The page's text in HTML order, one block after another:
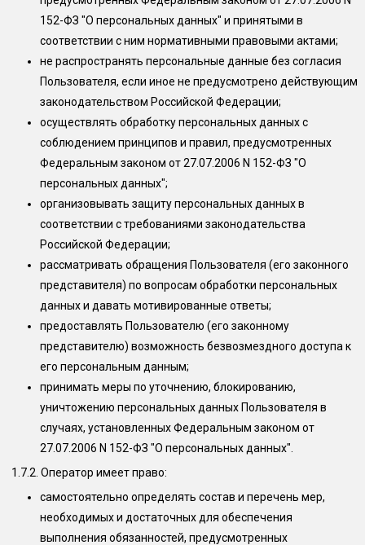
152-ФЗ "О персональных данных" и принятыми в
соответствии с ним нормативными правовыми актами;
не распространять персональные данные без согласия
Пользователя, если иное не предусмотрено действующим
законодательством Российской Федерации;
осуществлять обработку персональных данных с
соблюдением принципов и правил, предусмотренных
Федеральным законом от 27.07.2006 N 152-ФЗ "О
персональных данных";
организовывать защиту персональных данных в
соответствии с требованиями законодательства
Российской Федерации;
рассматривать обращения Пользователя (его законного
представителя) по вопросам обработки персональных
данных и давать мотивированные ответы;
предоставлять Пользователю (его законному
представителю) возможность безвозмездного доступа к
его персональным данным;
принимать меры по уточнению, блокированию,
уничтожению персональных данных Пользователя в
случаях, установленных Федеральным законом от
27.07.2006 N 152-ФЗ "О персональных данных".
1.7.2. Оператор имеет право:
самостоятельно определять состав и перечень мер,
необходимых и достаточных для обеспечения
выполнения обязанностей, предусмотренных